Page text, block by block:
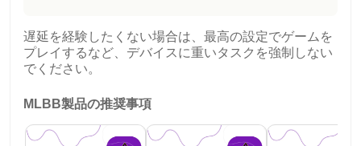
遅延を経験したくない場合は、最高の設定でゲームを
プレイするなど、デバイスに重いタスクを強制しない
でください。
MLBB製品の推奨事項